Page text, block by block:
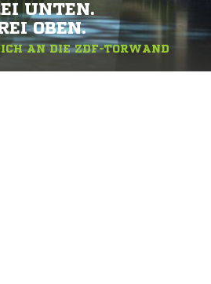
UNTEN.
OBEN.
AN DIE ZDF-TORWAND